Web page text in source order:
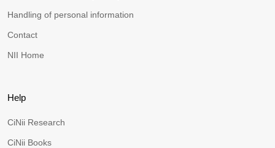
Handling of personal information
Contact
NII Home
Help
CiNii Research
CiNii Books